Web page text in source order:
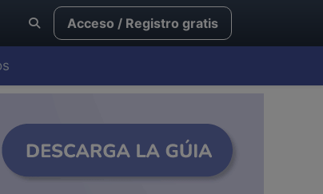
Acceso / Registro gratis